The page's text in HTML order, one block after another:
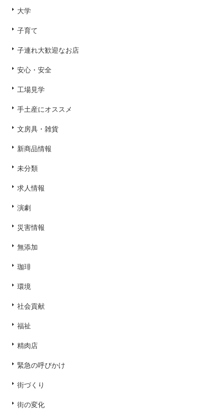
大学
子育て
子連れ大歓迎なお店
安心・安全
工場見学
手土産にオススメ
文房具・雑貨
新商品情報
未分類
求人情報
演劇
災害情報
無添加
珈琲
環境
社会貢献
福祉
精肉店
緊急の呼びかけ
街づくり
街の変化